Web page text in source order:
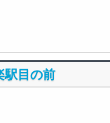
目の前